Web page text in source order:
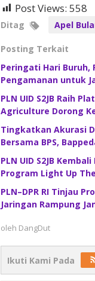
Post Views: 558
Ditag Apel
Posting Terkait
Peringati Hari Buruh,
Pengamanan untuk
PLN UID S2JB Raih
Agriculture Dorong
Tingkatkan Akurasi
Bersama BPS,
PLN UID S2JB
Program Light Up
PLN–DPR RI Tinjau
Jaringan Rampung
oleh DangDut
Ikuti Kami Pada